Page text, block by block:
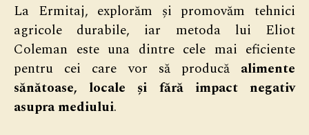
La Ermitaj, explorăm și promovăm tehnici
agricole durabile, iar metoda lui Eliot
Coleman este una dintre cele mai eficiente
pentru cei care vor să producă alimente
sănătoase, locale și fără impact negativ
asupra mediului.